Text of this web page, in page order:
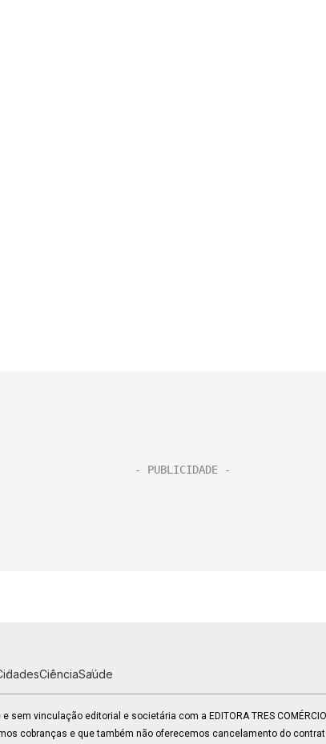
CiênciaSaúde
sem vinculação editorial e societária com a EDITORA TRES COMÉRCIO
cobranças e que também não oferecemos cancelamento do